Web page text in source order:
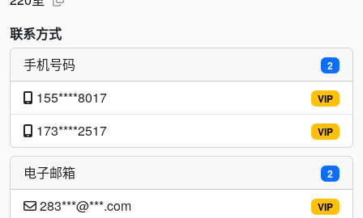
联系方式
2
手机号码
VIP
155****8017
VIP
173****2517
2
电子邮箱
VIP
283***@***.com